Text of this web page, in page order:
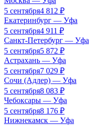
5 сентября4 812 ₽
Екатеринбург — Уфа
5 сентября4 911 ₽
Санкт-Петербург — Уфа
5 сентября5 872 ₽
Астрахань — Уфа
5 сентября7 029 ₽
Сочи (Адлер) — Уфа
5 сентября8 083 ₽
Чебоксары — Уфа
5 сентября8 176 ₽
Нижнекамск — Уфа